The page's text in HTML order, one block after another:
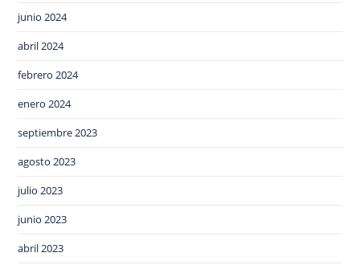
junio 2024
abril 2024
febrero 2024
enero 2024
septiembre 2023
agosto 2023
julio 2023
junio 2023
abril 2023